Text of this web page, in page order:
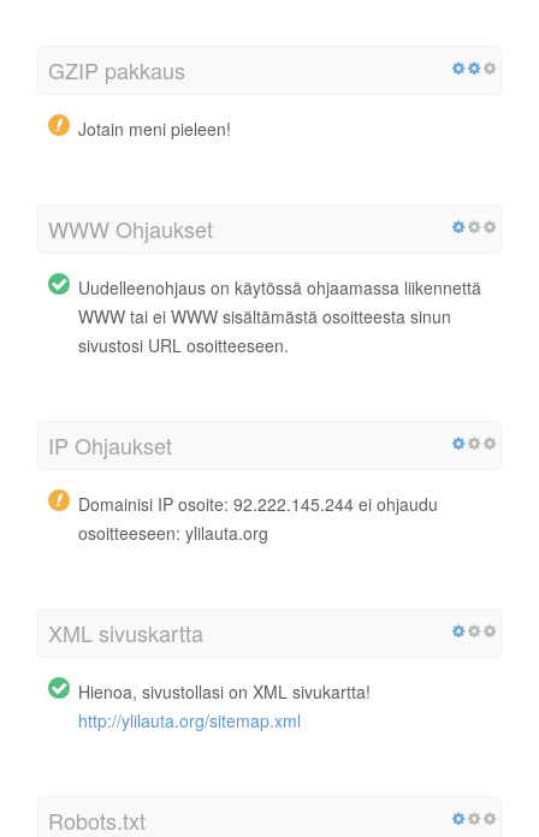
GZIP pakkaus
Jotain meni pieleen!
WWW Ohjaukset
Uudelleenohjaus on käytössä ohjaamassa liikennettä
WWW tai ei WWW sisältämästä osoitteesta sinun
sivustosi URL osoitteeseen.
IP Ohjaukset
Domainisi IP osoite: 92.222.145.244 ei ohjaudu
osoitteeseen: ylilauta.org
XML sivuskartta
Hienoa, sivustollasi on XML sivukartta!
http://ylilauta.org/sitemap.xml
Robots.txt